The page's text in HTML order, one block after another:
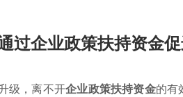
过企业政策扶持资金
级，离不开企业政策扶持资金的有